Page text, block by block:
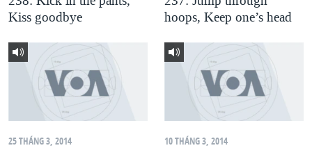
QUAN HỆ VIỆT MỸ
Kiss goodbye
hoops, Keep one’s head
25 THÁNG 3, 2014 10 THÁNG 3, 2014